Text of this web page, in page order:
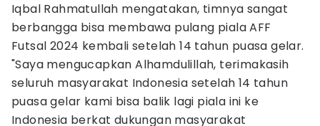
Iqbal Rahmatullah mengatakan, timnya sangat
berbangga bisa membawa pulang piala AFF
Futsal 2024 kembali setelah 14 tahun puasa gelar.
"Saya mengucapkan Alhamdulillah, terimakasih
seluruh masyarakat Indonesia setelah 14 tahun
puasa gelar kami bisa balik lagi piala ini ke
Indonesia berkat dukungan masyarakat